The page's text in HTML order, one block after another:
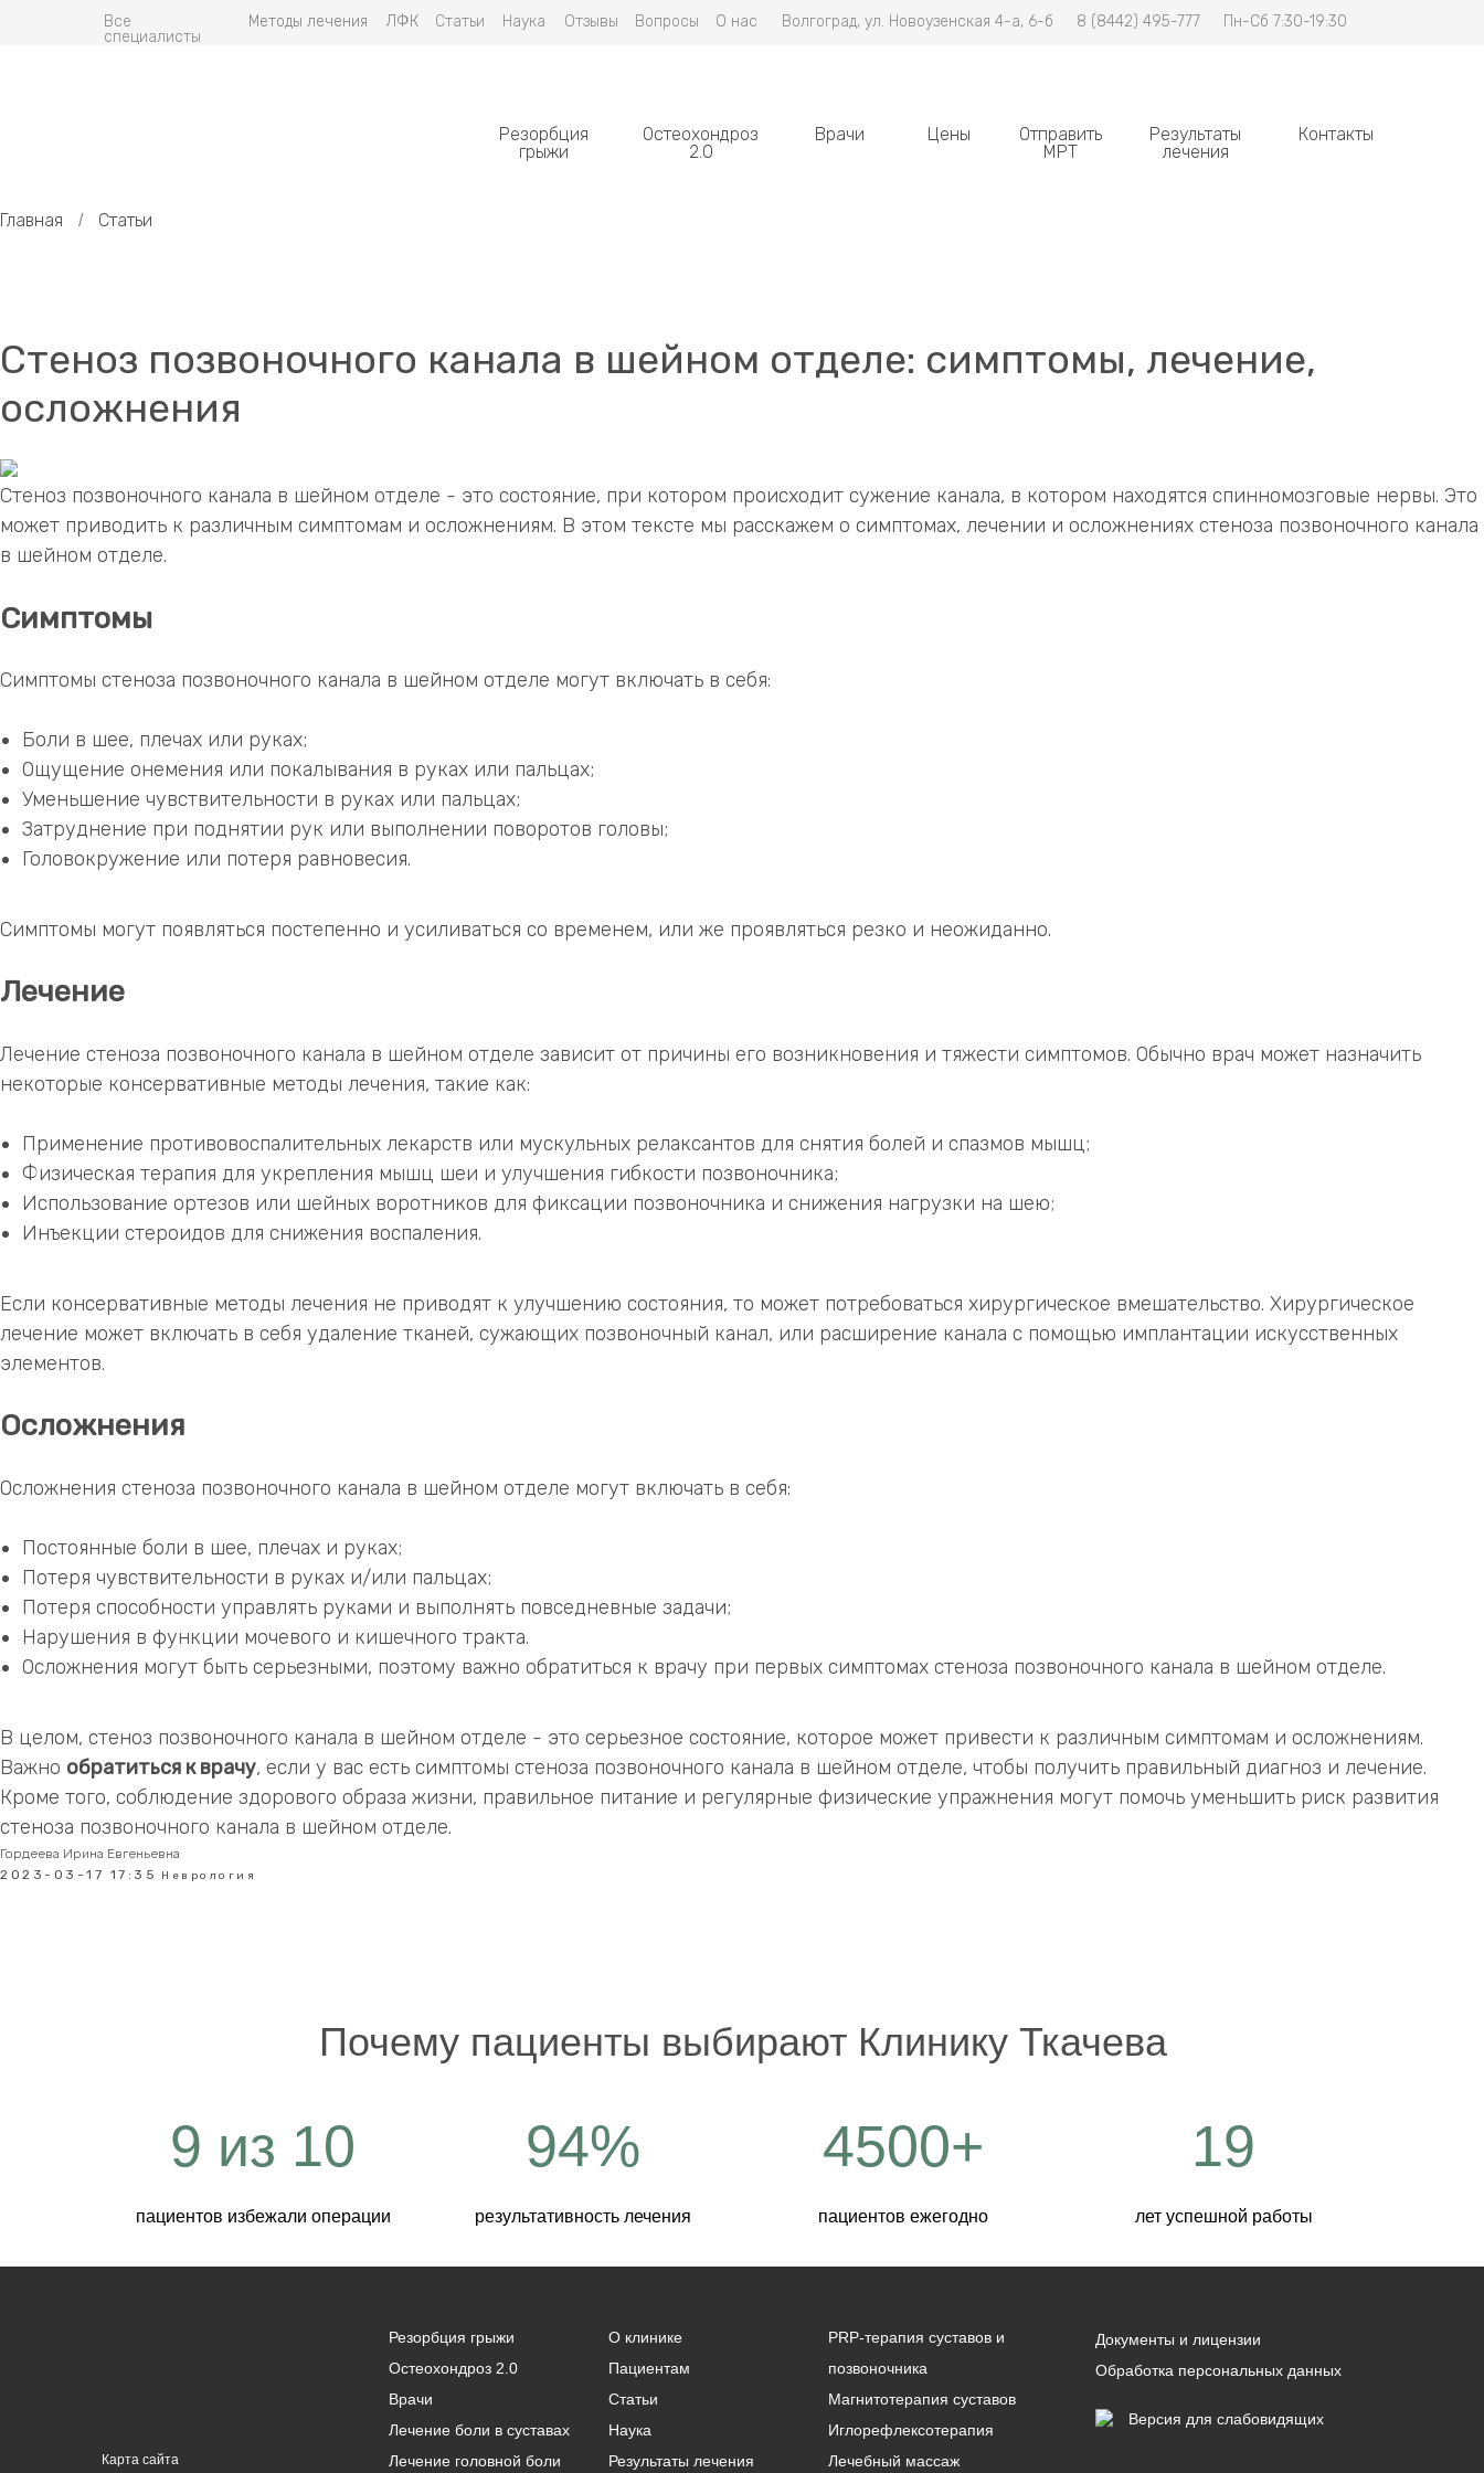
Пн-Сб 7:30-19:30
Волгоград, ул. Новоузенская 4-а, 6-б
Методы лечения Наука
Статьи Отзывы
Все
специалисты
Вопросы О нас
Резорбция
грыжи
Остеохондроз
2.0
Врачи
Отправить
МРТ
Результаты
лечения
Контакты
Цены
8 (8442) 495-777
ЛФК
Главная / Статьи
Стеноз позвоночного канала в шейном отделе: симптомы, лечение,
осложнения
Стеноз позвоночного канала в шейном отделе - это состояние, при котором происходит сужение канала, в котором находятся спинномозговые нервы. Это
может приводить к различным симптомам и осложнениям. В этом тексте мы расскажем о симптомах, лечении и осложнениях стеноза позвоночного канала
в шейном отделе.
Симптомы
Симптомы стеноза позвоночного канала в шейном отделе могут включать в себя:
Боли в шее, плечах или руках;
Ощущение онемения или покалывания в руках или пальцах;
Уменьшение чувствительности в руках или пальцах;
Затруднение при поднятии рук или выполнении поворотов головы;
Головокружение или потеря равновесия.
Симптомы могут появляться постепенно и усиливаться со временем, или же проявляться резко и неожиданно.
Лечение
Лечение стеноза позвоночного канала в шейном отделе зависит от причины его возникновения и тяжести симптомов. Обычно врач может назначить
некоторые консервативные методы лечения, такие как:
Применение противовоспалительных лекарств или мускульных релаксантов для снятия болей и спазмов мышц;
Физическая терапия для укрепления мышц шеи и улучшения гибкости позвоночника;
Использование ортезов или шейных воротников для фиксации позвоночника и снижения нагрузки на шею;
Инъекции стероидов для снижения воспаления.
Если консервативные методы лечения не приводят к улучшению состояния, то может потребоваться хирургическое вмешательство. Хирургическое
лечение может включать в себя удаление тканей, сужающих позвоночный канал, или расширение канала с помощью имплантации искусственных
элементов.
Осложнения
Осложнения стеноза позвоночного канала в шейном отделе могут включать в себя:
Постоянные боли в шее, плечах и руках;
Потеря чувствительности в руках и/или пальцах;
Потеря способности управлять руками и выполнять повседневные задачи;
Нарушения в функции мочевого и кишечного тракта.
Осложнения могут быть серьезными, поэтому важно обратиться к врачу при первых симптомах стеноза позвоночного канала в шейном отделе.
В целом, стеноз позвоночного канала в шейном отделе - это серьезное состояние, которое может привести к различным симптомам и осложнениям.
Важно обратиться к врачу, если у вас есть симптомы стеноза позвоночного канала в шейном отделе, чтобы получить правильный диагноз и лечение.
Кроме того, соблюдение здорового образа жизни, правильное питание и регулярные физические упражнения могут помочь уменьшить риск развития
стеноза позвоночного канала в шейном отделе.
Гордеева Ирина Евгеньевна
2023-03-17 17:35
Неврология
Почему пациенты выбирают Клинику Ткачева
пациентов избежали операции
9 из 10 94%
результативность лечения
4500+
пациентов ежегодно
19
лет успешной работы
Резорбция грыжи
Остеохондроз 2.0
Врачи
Лечение боли в суставах
Лечение головной боли
О клинике
Пациентам
Статьи
Наука
Результаты лечения
PRP-терапия суставов и
позвоночника
Магнитотерапия суставов
Иглорефлексотерапия
Лечебный массаж
Документы и лицензии
Обработка персональных данных
Версия для слабовидящих
Карта сайта